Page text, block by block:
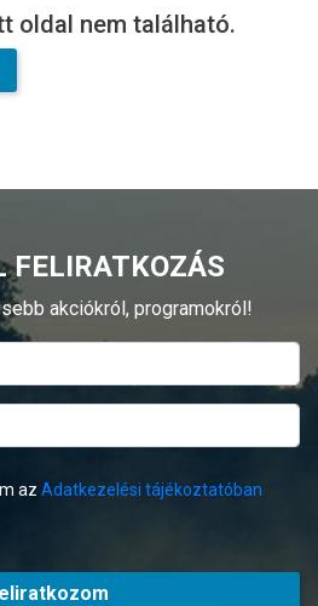
oldal nem található.
FELIRATKOZÁS
akciókról, programokról!
az Adatkezelési tájékoztatóban